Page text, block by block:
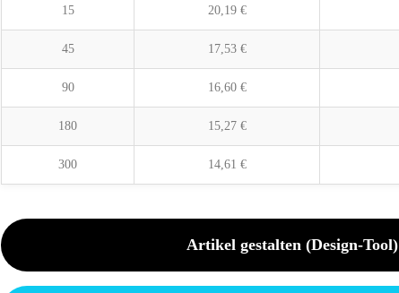
15 20,19 €
45 17,53 €
90 16,60 €
180 15,27 €
300 14,61 €
Artikel gestalten (Design-Tool)